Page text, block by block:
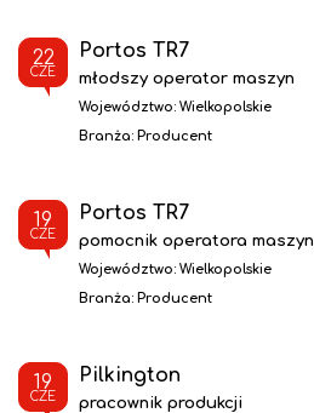
22
CZE
Portos TR7
młodszy operator maszyn
Województwo: Wielkopolskie
Branża: Producent
19
CZE
Portos TR7
pomocnik operatora maszyn
Województwo: Wielkopolskie
Branża: Producent
19
CZE
Pilkington
pracownik produkcji